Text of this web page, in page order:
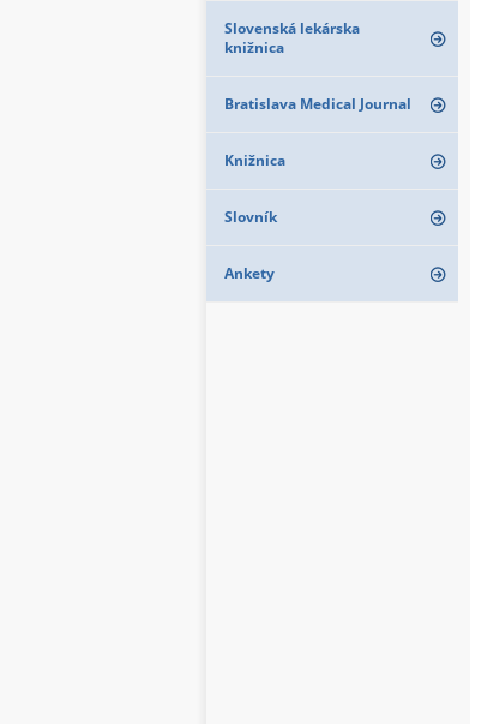
Slovenská lekárska
knižnica
Bratislava Medical Journal
Knižnica
Slovník
Ankety